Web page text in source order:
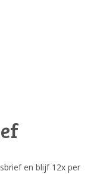
en blijf 12x per